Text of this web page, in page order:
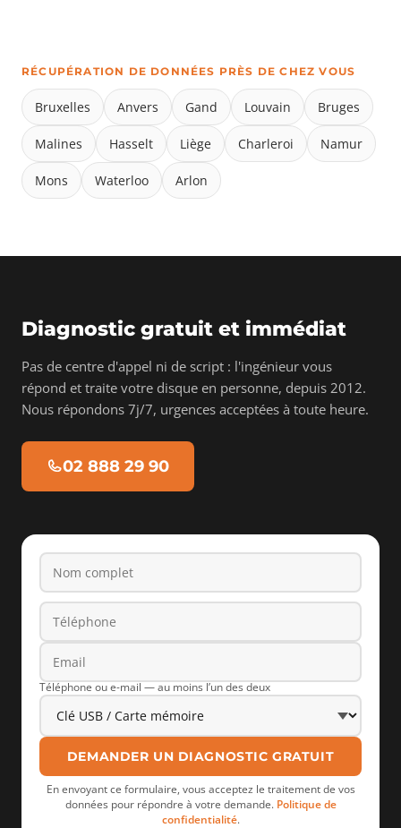
RÉCUPÉRATION DE DONNÉES PRÈS DE CHEZ VOUS
Bruxelles Anvers Gand Louvain Bruges
Malines Hasselt Liège Charleroi Namur
Mons Waterloo Arlon
Diagnostic gratuit et immédiat
Pas de centre d'appel ni de script : l'ingénieur vous
répond et traite votre disque en personne, depuis 2012.
Nous répondons 7j/7, urgences acceptées à toute heure.
02 888 29 90
Nom complet
Téléphone
Email
Téléphone ou e-mail — au moins l’un des deux
Type de support
DEMANDER UN DIAGNOSTIC GRATUIT
En envoyant ce formulaire, vous acceptez le traitement de vos
données pour répondre à votre demande. Politique de
confidentialité.